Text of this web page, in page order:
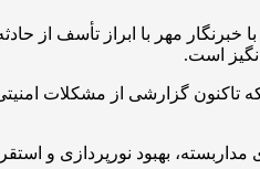
مهر با ابراز تأسف از
است.
مختلف کشور است با اینکه تاکنون
بهبود نورپردازی و